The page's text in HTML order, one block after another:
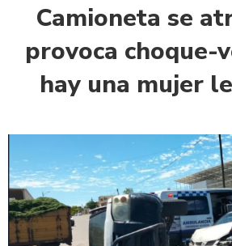
Camioneta se
provoca choque-
hay una mujer